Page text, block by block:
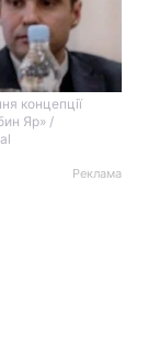
концепції
Яр» /
Реклама